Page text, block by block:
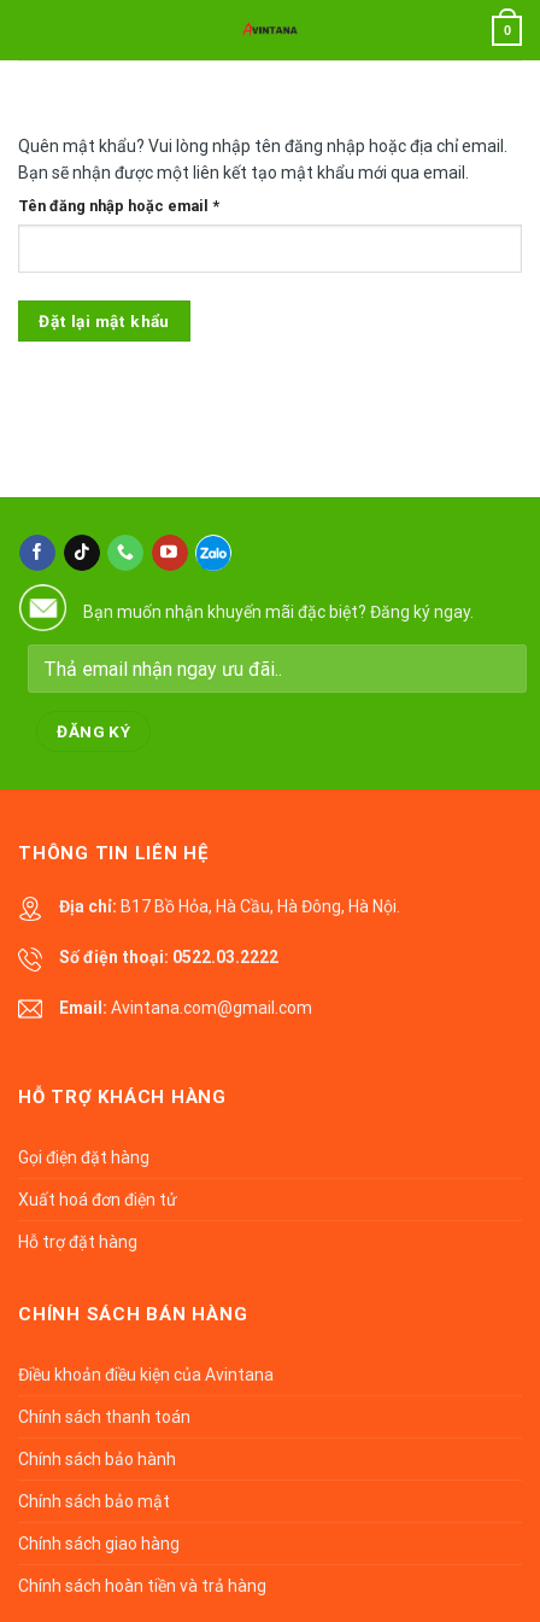
nội
0
Quên mật khẩu? Vui lòng nhập tên đăng nhập hoặc địa chỉ email.
Bạn sẽ nhận được một liên kết tạo mật khẩu mới qua email.
Tên đăng nhập hoặc email *Bắt
buộc
Đặt lại mật khẩu
Bạn muốn nhận khuyến mãi đặc biệt? Đăng ký ngay.
THÔNG TIN LIÊN HỆ
Địa chỉ: B17 Bồ Hỏa, Hà Cầu, Hà Đông, Hà Nội.
Số điện thoại: 0522.03.2222
Email: Avintana.com@gmail.com
HỖ TRỢ KHÁCH HÀNG
Gọi điện đặt hàng
Xuất hoá đơn điện tử
Hỗ trợ đặt hàng
CHÍNH SÁCH BÁN HÀNG
Điều khoản điều kiện của Avintana
Chính sách thanh toán
Chính sách bảo hành
Chính sách bảo mật
Chính sách giao hàng
Chính sách hoàn tiền và trả hàng